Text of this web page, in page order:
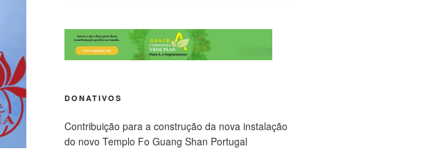
DONATIVOS
Contribuição para a construção da nova instalação
do novo Templo Fo Guang Shan Portugal